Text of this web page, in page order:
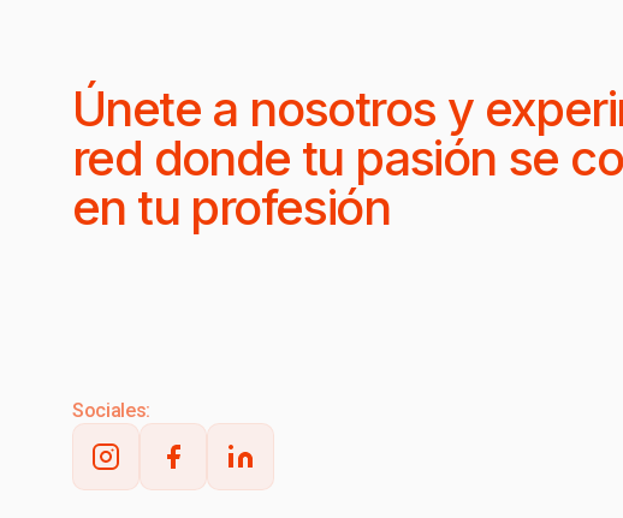
Únete a nosotros y
red donde tu pasión se
en tu profesión
Sociales: